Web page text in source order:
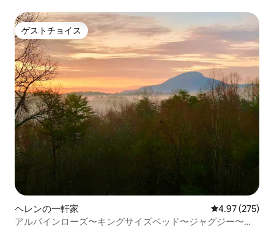
ゲストチョイス
ゲストチョイス
ヘレンの一軒家 レビュー275
4.97 (275)
アルパインローズ〜キングサイズベッド〜ジャグジー〜素